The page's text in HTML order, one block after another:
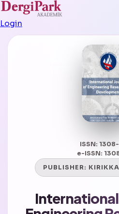
Login
ISSN:
e-ISSN:
PUBLISHER: